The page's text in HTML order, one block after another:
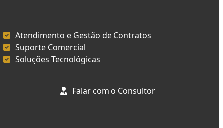
Atendimento e Gestão de Contratos
Suporte Comercial
Soluções Tecnológicas
Falar com o Consultor